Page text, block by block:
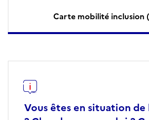
Carte mobilité inclusion
Vous êtes en situation de